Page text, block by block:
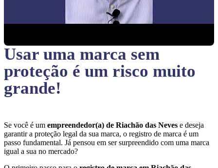
Usar uma marca sem
proteção é um risco muito
grande!
Se você é um empreendedor(a) de Riachão das Neves e deseja
garantir a proteção legal da sua marca, o registro de marca é um
passo fundamental. Já pensou em ser surpreendido com uma marca
igual a sua no mercado?